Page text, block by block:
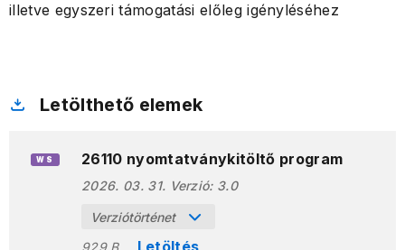
illetve egyszeri támogatási előleg igényléséhez
Letölthető elemek
WS 26110 nyomtatványkitöltő program
2026. 03. 31. Verzió: 3.0
Verziótörténet
929 B
Letöltés